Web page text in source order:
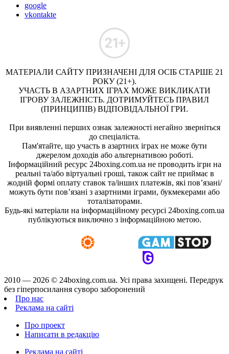
google
vkontakte
МАТЕРІАЛИ САЙТУ ПРИЗНАЧЕНІ ДЛЯ ОСІБ СТАРШЕ 21
РОКУ (21+).
УЧАСТЬ В АЗАРТНИХ ІГРАХ МОЖЕ ВИКЛИКАТИ
ІГРОВУ ЗАЛЕЖНІСТЬ. ДОТРИМУЙТЕСЬ ПРАВИЛ
(ПРИНЦИПІВ) ВІДПОВІДАЛЬНОЇ ГРИ.
При виявленні перших ознак залежності негайно зверніться
до спеціаліста.
Пам'ятайте, що участь в азартних іграх не може бути
джерелом доходів або альтернативою роботі.
Інформаційний ресурс 24boxing.com.ua не проводить ігри на
реальні та/або віртуальні гроші, також сайт не приймає в
жодній формі оплату ставок та/інших платежів, які пов’язані/
можуть бути пов’язані з азартними іграми, букмекерами або
тоталізаторами.
Будь-які матеріали на інформаційному ресурсі 24boxing.com.ua
публікуються виключно з інформаційною метою.
2010 — 2026 © 24boxing.com.ua. Усi права захищенi. Передрук
без гіперпосилання суворо заборонений
Про нас
Реклама на сайті
Про проект
Написати в редакцію
Реклама на сайті